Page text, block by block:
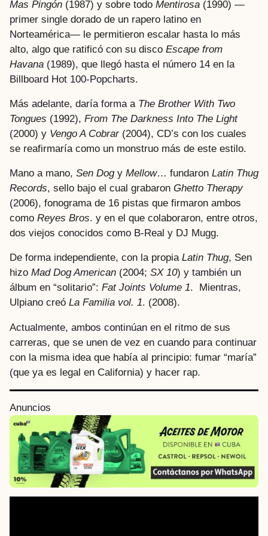
Mas Pingón (1987) y sobre todo Mentirosa (1990) —
primer single dorado de un rapero latino en
Norteamérica— le permitieron escalar hasta lo más
alto, algo que ratificó con su disco Escape from
Havana (1989), que llegó hasta el número 14 en la
Billboard Hot 100-Popcharts.
Más adelante, daría forma a The Brother With Two
Tongues (1992), From The Darkness Into The Light
(2000) y Vengo A Cobrar(2004), CD’s con los cuales
se reafirmaría como un monstruo más de este estilo.
Mano a mano, Sen Dogy Mellow… fundaron Latin Thug
Records, sello bajo el cual grabaron Ghetto Therapy
(2006), fonograma de 16 pistas que firmaron ambos
como Reyes Bros. y en el que colaboraron, entre otros,
dos viejos conocidos como B-Real y DJ Mugg.
De forma independiente, con la propia Latin Thug, Sen
hizo Mad Dog American (2004; SX 10) y también un
álbum en “solitario”: Fat Joints Volume 1. Mientras,
Ulpiano creó La Familia vol. 1. (2008).
Actualmente, ambos continúan en el ritmo de sus
carreras, que se unen de vez en cuando para continuar
con la misma idea que había al principio: fumar “maría”
(que ya es legal en California) y hacer rap.
Anuncios